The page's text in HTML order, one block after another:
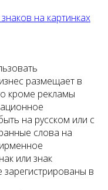
на картинках
размещает в
кроме рекламы
на русском или с
слова на
или знак
в